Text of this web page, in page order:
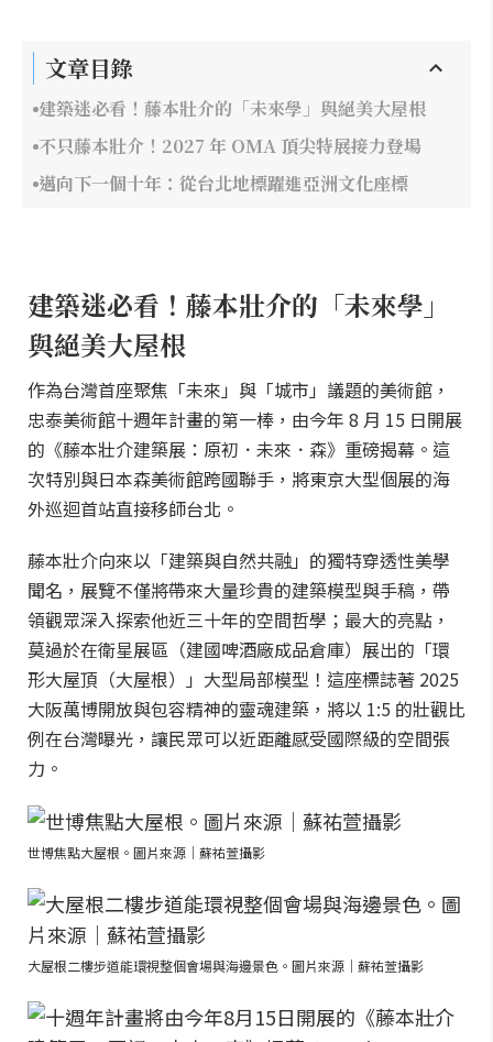
文章目錄
建築迷必看！藤本壯介的「未來學」與絕美大屋根
不只藤本壯介！2027 年 OMA 頂尖特展接力登場
邁向下一個十年：從台北地標躍進亞洲文化座標
建築迷必看！藤本壯介的「未來學」
與絕美大屋根
作為台灣首座聚焦「未來」與「城市」議題的美術館，
忠泰美術館十週年計畫的第一棒，由今年 8 月 15 日開展
的《藤本壯介建築展：原初．未來．森》重磅揭幕。這
次特別與日本森美術館跨國聯手，將東京大型個展的海
外巡迴首站直接移師台北。
藤本壯介向來以「建築與自然共融」的獨特穿透性美學
聞名，展覽不僅將帶來大量珍貴的建築模型與手稿，帶
領觀眾深入探索他近三十年的空間哲學；最大的亮點，
莫過於在衛星展區（建國啤酒廠成品倉庫）展出的「環
形大屋頂（大屋根）」大型局部模型！這座標誌著 2025
大阪萬博開放與包容精神的靈魂建築，將以 1:5 的壯觀比
例在台灣曝光，讓民眾可以近距離感受國際級的空間張
力。
世博焦點大屋根。圖片來源｜蘇祐萱攝影
大屋根二樓步道能環視整個會場與海邊景色。圖片來源｜蘇祐萱攝影